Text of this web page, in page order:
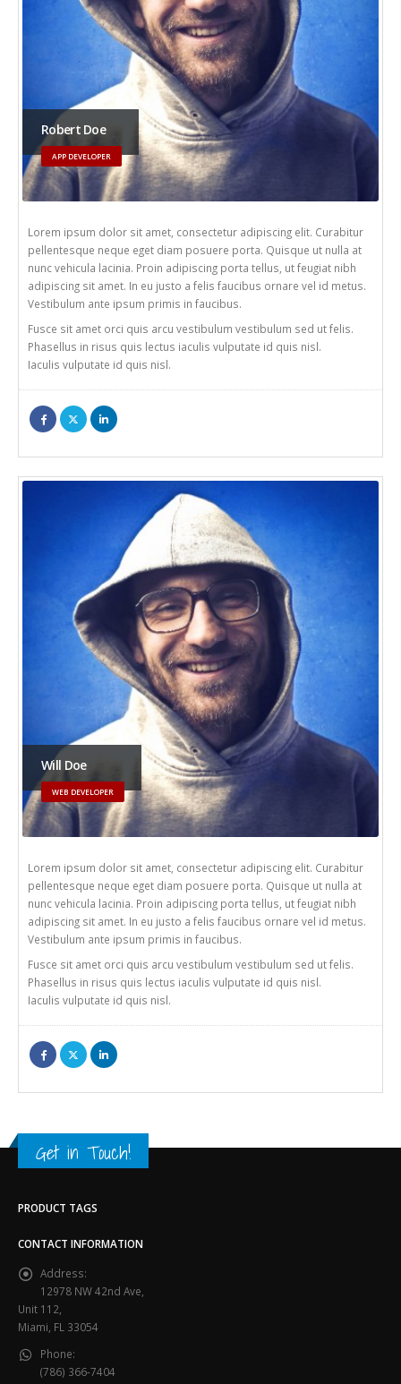
Robert Doe
APP DEVELOPER
Lorem ipsum dolor sit amet, consectetur adipiscing elit. Curabitur
pellentesque neque eget diam posuere porta. Quisque ut nulla at
nunc vehicula lacinia. Proin adipiscing porta tellus, ut feugiat nibh
adipiscing sit amet. In eu justo a felis faucibus ornare vel id metus.
Vestibulum ante ipsum primis in faucibus.
Fusce sit amet orci quis arcu vestibulum vestibulum sed ut felis.
Phasellus in risus quis lectus iaculis vulputate id quis nisl.
Iaculis vulputate id quis nisl.
Will Doe
WEB DEVELOPER
Lorem ipsum dolor sit amet, consectetur adipiscing elit. Curabitur
pellentesque neque eget diam posuere porta. Quisque ut nulla at
nunc vehicula lacinia. Proin adipiscing porta tellus, ut feugiat nibh
adipiscing sit amet. In eu justo a felis faucibus ornare vel id metus.
Vestibulum ante ipsum primis in faucibus.
Fusce sit amet orci quis arcu vestibulum vestibulum sed ut felis.
Phasellus in risus quis lectus iaculis vulputate id quis nisl.
Iaculis vulputate id quis nisl.
Get in Touch!
PRODUCT TAGS
CONTACT INFORMATION
Address:
12978 NW 42nd Ave,
Unit 112,
Miami, FL 33054
Phone:
(786) 366-7404